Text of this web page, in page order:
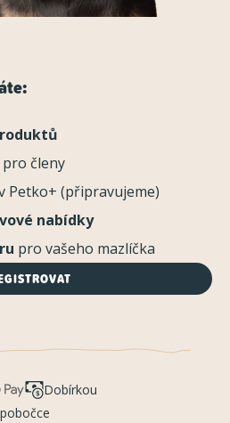
členy
Petko+ (připravujeme)
nabídky
pro vašeho mazlíčka
Dobírkou